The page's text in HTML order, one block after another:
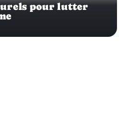
pour lutter